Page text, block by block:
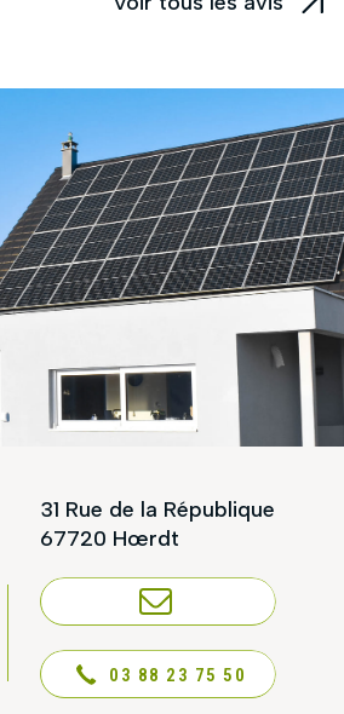
31 Rue de la République
67720 Hœrdt
NOUS CONTACTER
03 88 23 75 50